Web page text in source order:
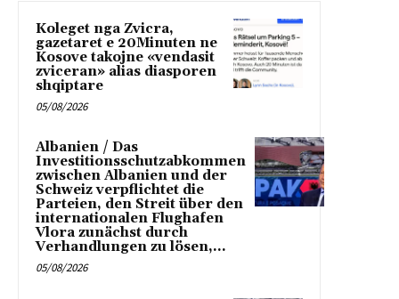
Koleget nga Zvicra,
gazetaret e 20Minuten ne
Kosove takojne «vendasit
zviceran» alias diasporen
shqiptare
05/08/2026
Albanien / Das
Investitionsschutzabkommen
zwischen Albanien und der
Schweiz verpflichtet die
Parteien, den Streit über den
internationalen Flughafen
Vlora zunächst durch
Verhandlungen zu lösen,...
05/08/2026